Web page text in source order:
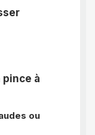
à
ou